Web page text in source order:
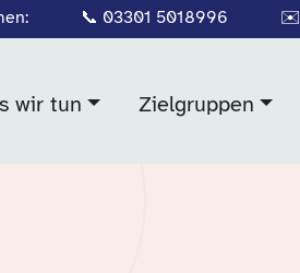
📞 03301 5018996 ✉️
wir tun Zielgruppen